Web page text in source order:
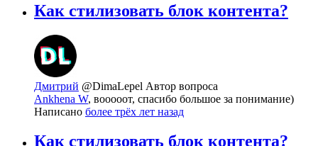
Как стилизовать блок контента?
Дмитрий @DimaLepel Автор вопроса
Ankhena W, вооооот, спасибо большое за понимание)
Написано более трёх лет назад
Как стилизовать блок контента?